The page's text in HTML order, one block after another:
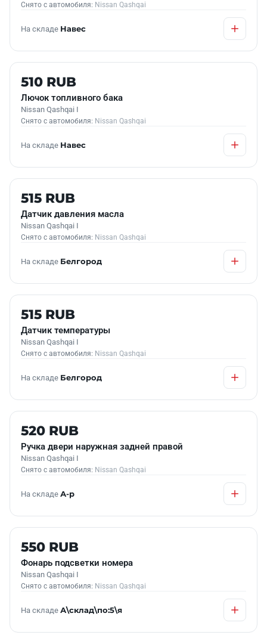
Снято с автомобиля: Nissan Qashqai
На складе Навес
Б/У В НАЛИЧИИ
510 RUB
Лючок топливного бака
Nissan Qashqai I
Снято с автомобиля: Nissan Qashqai
На складе Навес
Б/У В НАЛИЧИИ
515 RUB
Датчик давления масла
Nissan Qashqai I
Снято с автомобиля: Nissan Qashqai
На складе Белгород
Б/У В НАЛИЧИИ
515 RUB
Датчик температуры
Nissan Qashqai I
Снято с автомобиля: Nissan Qashqai
На складе Белгород
Б/У В НАЛИЧИИ
520 RUB
Ручка двери наружная задней правой
Nissan Qashqai I
Снято с автомобиля: Nissan Qashqai
На складе А-р
Б/У В НАЛИЧИИ
550 RUB
Фонарь подсветки номера
Nissan Qashqai I
Снято с автомобиля: Nissan Qashqai
На складе А\склад\по:5\я